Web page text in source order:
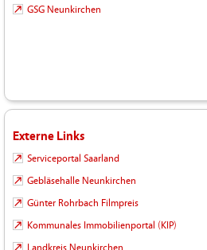
GSG Neunkirchen
Externe Links
Serviceportal Saarland
Gebläsehalle Neunkirchen
Günter Rohrbach Filmpreis
Kommunales Immobilienportal (KIP)
Landkreis Neunkirchen